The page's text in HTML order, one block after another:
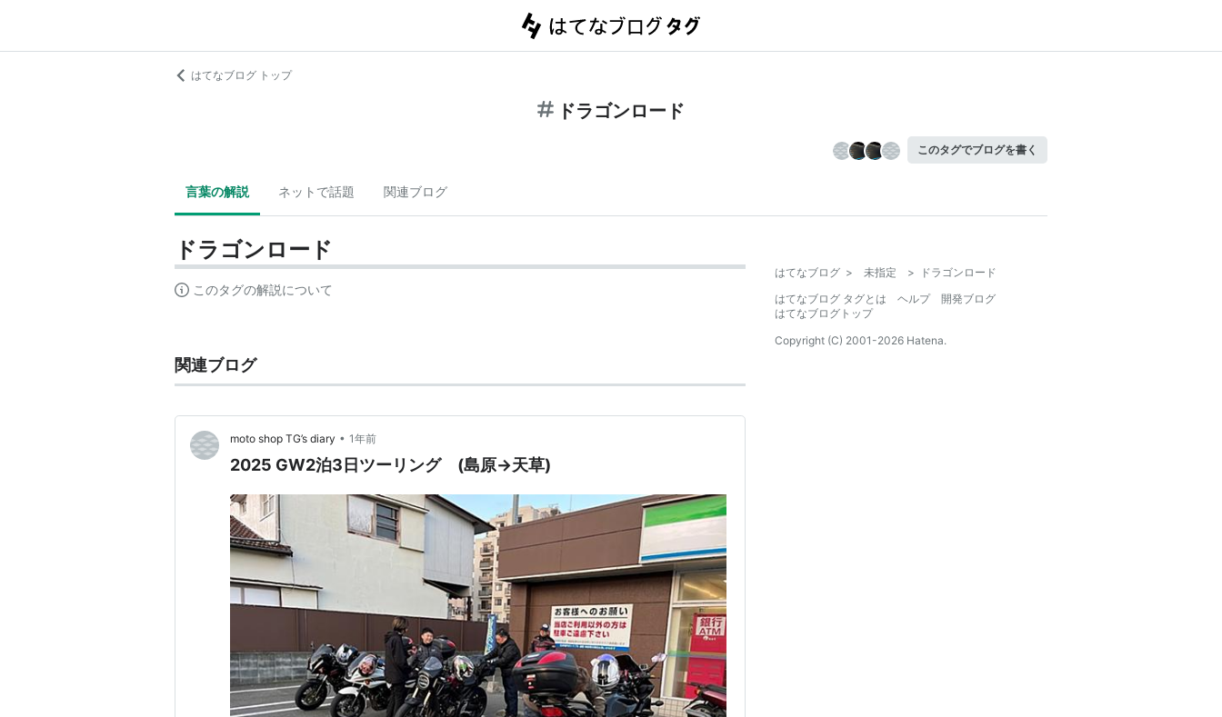
はてなブログ トップ
ドラゴンロード
このタグでブログを書く
言葉の解説 ネットで話題 関連ブログ
ドラゴンロード
このタグの解説について
関連ブログ
moto shop TG’s diary • 1年前
2025 GW2泊3日ツーリング (島原→天草)
はてなブログ > 未指定 >
ドラゴンロード
はてなブログ タグとは
ヘルプ
開発ブログ
はてなブログトップ
Copyright (C) 2001-2026 Hatena.